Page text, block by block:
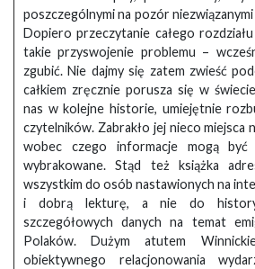
poszczególnymi na pozór
Dopiero przeczytanie całego
takie przyswojenie problemu –
zgubić. Nie dajmy się zatem zwieść
całkiem zręcznie porusza się w
nas w kolejne historie, umiejętnie
czytelników. Zabrakło jej nieco miejsca
wobec czego informacje mogą
wybrakowane. Stąd też książka
wszystkim do osób nastawionych na
i dobrą lekturę, a nie do
szczegółowych danych na temat
Polaków. Dużym atutem
obiektywnego relacjonowania